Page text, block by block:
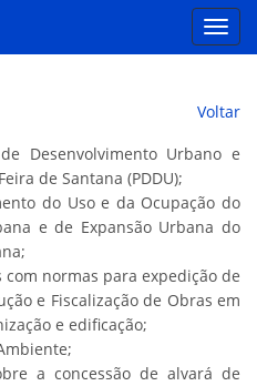
Voltar
Desenvolvimento Urbano e
de Santana (PDDU);
do Uso e da Ocupação do
e de Expansão Urbana do
com normas para expedição de
e Fiscalização de Obras em
e edificação;
a concessão de alvará de